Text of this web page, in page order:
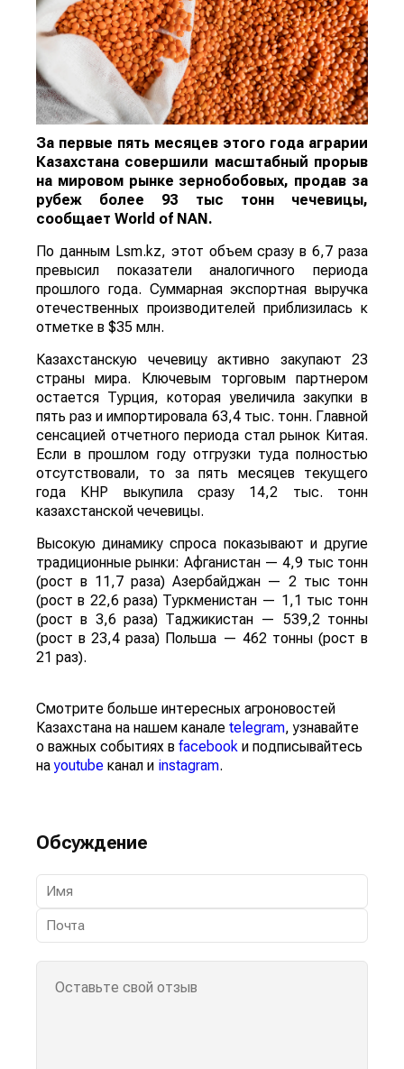
За первые пять месяцев этого года аграрии
Казахстана совершили масштабный прорыв
на мировом рынке зернобобовых, продав за
рубеж более 93 тыс тонн чечевицы,
сообщает World of NAN.
По данным Lsm.kz, этот объем сразу в 6,7 раза
превысил показатели аналогичного периода
прошлого года. Суммарная экспортная выручка
отечественных производителей приблизилась к
отметке в $35 млн.
Казахстанскую чечевицу активно закупают 23
страны мира. Ключевым торговым партнером
остается Турция, которая увеличила закупки в
пять раз и импортировала 63,4 тыс. тонн. Главной
сенсацией отчетного периода стал рынок Китая.
Если в прошлом году отгрузки туда полностью
отсутствовали, то за пять месяцев текущего
года КНР выкупила сразу 14,2 тыс. тонн
казахстанской чечевицы.
Высокую динамику спроса показывают и другие
традиционные рынки: Афганистан — 4,9 тыс тонн
(рост в 11,7 раза) Азербайджан — 2 тыс тонн
(рост в 22,6 раза) Туркменистан — 1,1 тыс тонн
(рост в 3,6 раза) Таджикистан — 539,2 тонны
(рост в 23,4 раза) Польша — 462 тонны (рост в
21 раз).
Смотрите больше интересных агроновостей
Казахстана на нашем канале telegram, узнавайте
о важных событиях в facebook и подписывайтесь
наyoutube канал и instagram.
Обсуждение